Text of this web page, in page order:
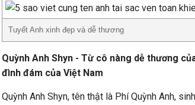
Tuyết Anh xinh đẹp và dễ thương
Quỳnh Anh Shyn - Từ cô nàng dễ thương
đình đám của Việt Nam
Quỳnh Anh Shyn, tên thật là Phí Quỳnh Anh,